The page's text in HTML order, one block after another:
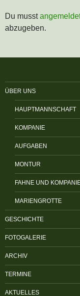
Du musst
abzugeben.
ÜBER UNS
HAUPTMANNSCHAFT
KOMPANIE
AUFGABEN
MONTUR
FAHNE UND
MARIENGROTTE
GESCHICHTE
FOTOGALERIE
ARCHIV
TERMINE
AKTUELLES